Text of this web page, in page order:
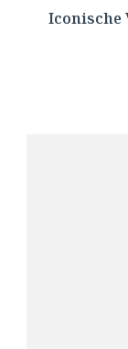
Iconische